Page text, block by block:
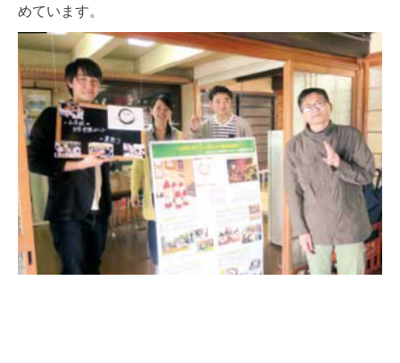
めています。